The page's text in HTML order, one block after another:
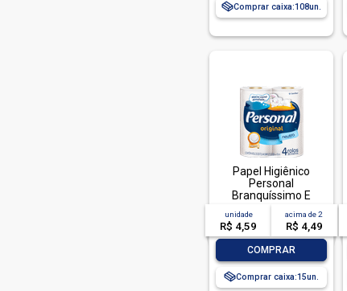
Comprar caixa:108
Papel Higiênico
Personal
Branquíssimo E
Fofíssimo Folha
Simples 30m 4r
unidade
R$ 4,59
acima de2
R$ 4,49
COMPRAR
Comprar caixa:15